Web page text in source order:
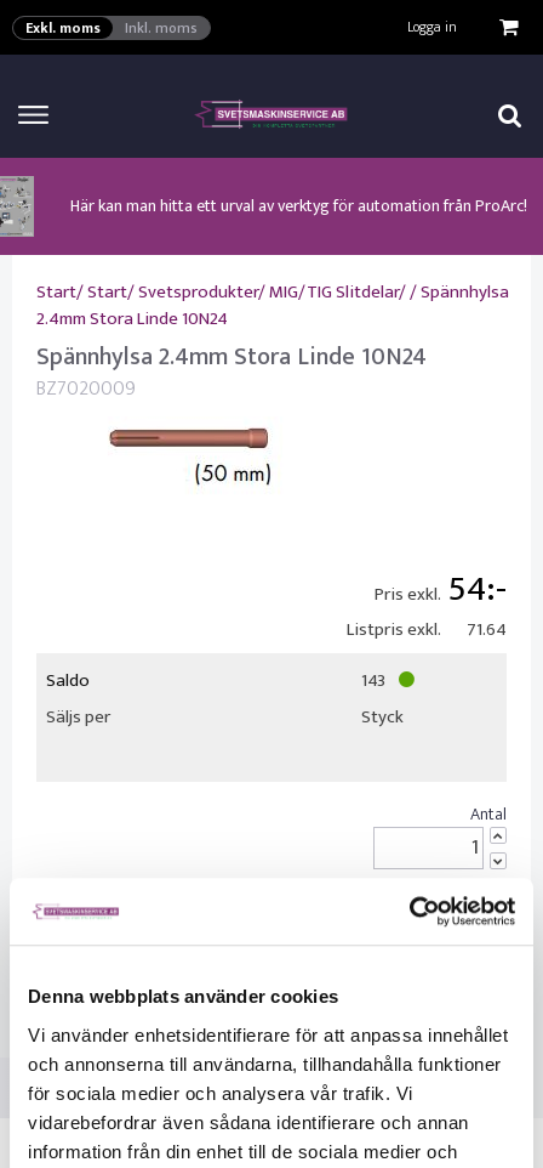
Denna webbplats använder cookies
Vi använder enhetsidentifierare för att anpassa innehållet
och annonserna till användarna, tillhandahålla funktioner
för sociala medier och analysera vår trafik. Vi
vidarebefordrar även sådana identifierare och annan
information från din enhet till de sociala medier och
Exkl. moms Inkl. moms Logga in
Klicka här för att se alla våra nuvarande kampanjer!
Här kan man hitta ett urval av verktyg för automation från ProArc!
Nyhet! Lägesställare, rullbockar och längdsvets från ProArc!
Nyhet! Tig-svets från Esab, Rogue ET 230iP AC/DC!
Nyhet! Tig-svets Minarc T 223 AC/DC från Kemppi!
Nyhet! Nya PAPR-enheten från ESAB EPR-X1.1!
Nyhet! MinarcMig 190 Auto och MinarcMig 220 Auto från Kemppi!
Start/Start/Svetsprodukter/MIG/TIG Slitdelar//Spännhylsa
2.4mm Stora Linde 10N24
Spännhylsa 2.4mm Stora Linde 10N24
BZ7020009
Pris exkl. 54
Listpris exkl.
71.64
Saldo
143
Säljs per
Styck
KÖP
RELATERADE PRODUKTER
VISA VARUKORGEN TILL KASSAN